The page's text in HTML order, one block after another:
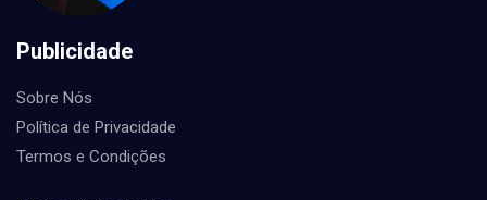
Publicidade
Sobre Nós
Política de Privacidade
Termos e Condições